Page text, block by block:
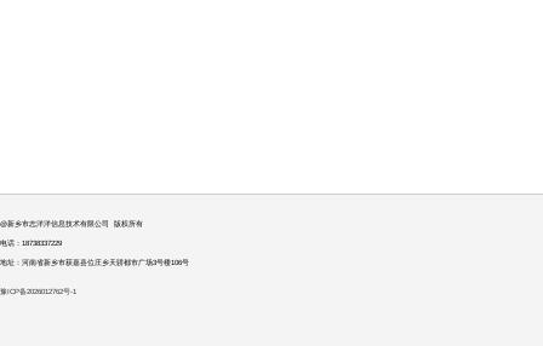
@新乡市志洋洋信息技术有限公司 版权所有
电话：18738337229
地址：河南省新乡市获嘉县位庄乡天骄都市广场3号楼106号
豫ICP备2026012762号-1